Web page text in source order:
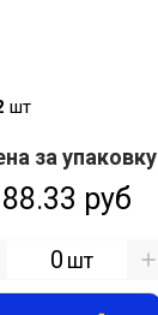
шт
за упаковку
88.33 руб
шт